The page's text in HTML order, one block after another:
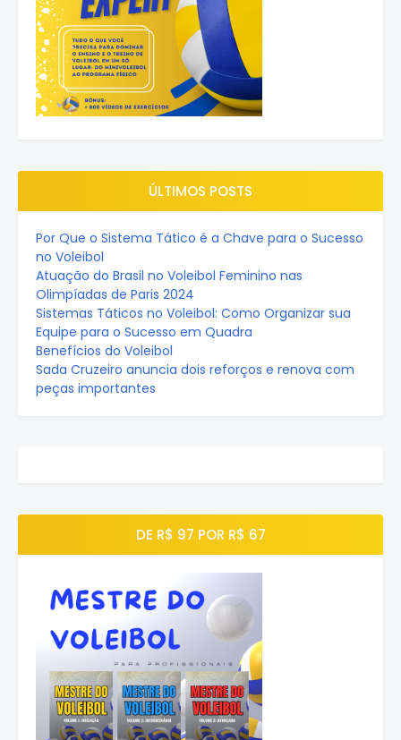
ÚLTIMOS POSTS
Por Que o Sistema Tático é a Chave para o Sucesso
no Voleibol
Atuação do Brasil no Voleibol Feminino nas
Olimpíadas de Paris 2024
Sistemas Táticos no Voleibol: Como Organizar sua
Equipe para o Sucesso em Quadra
Benefícios do Voleibol
Sada Cruzeiro anuncia dois reforços e renova com
peças importantes
DE R$ 97 POR R$ 67